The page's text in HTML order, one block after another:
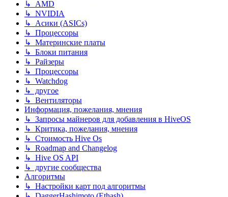
↳ AMD
↳ NVIDIA
↳ Асики (ASICs)
↳ Процессоры
↳ Материнские платы
↳ Блоки питания
↳ Райзеры
↳ Процессоры
↳ Watchdog
↳ другое
↳ Вентиляторы
Информация, пожелания, мнения
↳ Запросы майнеров для добавления в HiveOS
↳ Критика, пожелания, мнения
↳ Стоимость Hive Os
↳ Roadmap and Changelog
↳ Hive OS API
↳ другие сообщества
Алгоритмы
↳ Настройки карт под алгоритмы